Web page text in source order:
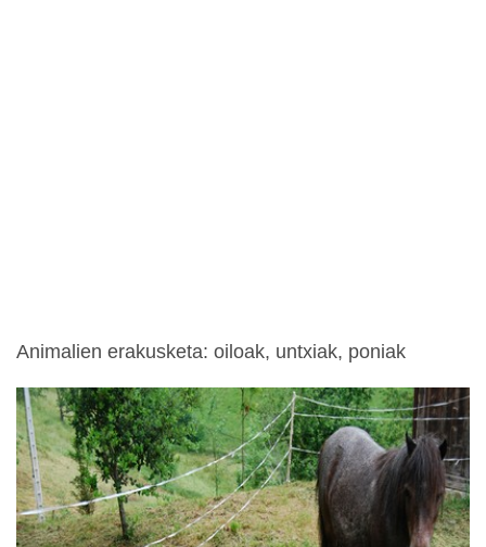
Animalien erakusketa: oiloak, untxiak, poniak